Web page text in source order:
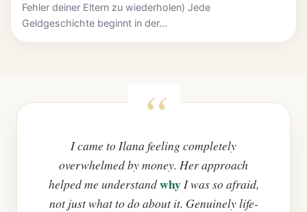
Fehler deiner Eltern zu wiederholen) Jede
Geldgeschichte beginnt in der...
I came to Ilana feeling completely
overwhelmed by money. Her approach
helped me understandwhyI was so afraid,
not just what to do about it. Genuinely life-